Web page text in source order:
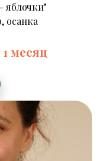
яблочки"
осанка
1 месяц